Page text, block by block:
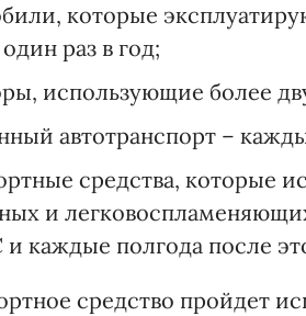
которые
раз в год;
использующие более
автотранспорт –
средства, которые
и
и каждые полгода после
средство пройдет